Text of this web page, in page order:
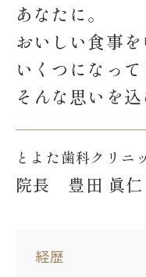
あなたに。
おいしい食事を
いくつになって
そんな思いを込
とよた歯科クリ
院長 豊田 眞仁
経歴